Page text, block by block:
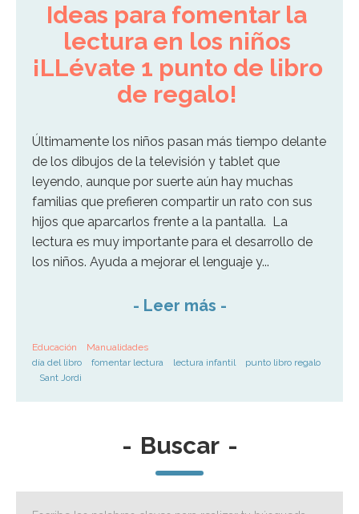
Ideas para fomentar la
lectura en los niños
¡LLévate 1 punto de libro
de regalo!
Últimamente los niños pasan más tiempo delante
de los dibujos de la televisión y tablet que
leyendo, aunque por suerte aún hay muchas
familias que prefieren compartir un rato con sus
hijos que aparcarlos frente a la pantalla. La
lectura es muy importante para el desarrollo de
los niños. Ayuda a mejorar el lenguaje y...
- Leer más -
Educación
Manualidades
día del libro
fomentar lectura lectura infantil
punto libro regalo
Sant Jordi
- Buscar -